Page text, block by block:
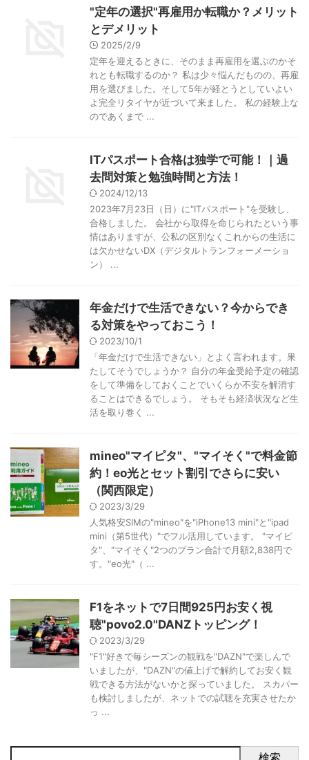
"定年の選択"再雇用か転職か？メリット
とデメリット
2025/2/9
定年を迎えるときに、そのまま再雇用を選ぶのかそ
れとも転職するのか？ 私は少々悩んだものの、再雇
用を選びました。そして5年が経とうとしていよい
よ完全リタイヤが近づいて来ました。 私の経験上な
のであくまで ...
ITパスポート合格は独学で可能！｜過
去問対策と勉強時間と方法！
2024/12/13
2023年7月23日（日）に"ITパスポート"を受験し、
合格しました。 会社から取得を命じられたという事
情はありますが、公私の区別なくこれからの生活に
は欠かせないDX（デジタルトランフォーメーショ
ン） ...
年金だけで生活できない？今からでき
る対策をやっておこう！
2023/10/1
「年金だけで生活できない」とよく言われます。果
たしてそうでしょうか？ 自分の年金受給予定の確認
をして準備をしておくことでいくらか不安を解消す
ることはできるでしょう。 そもそも経済状況など生
活を取り巻く ...
mineo"マイピタ"、"マイそく"で料金節
約！eo光とセット割引でさらに安い
（関西限定）
2023/3/29
人気格安SIMの"mineo"を"iPhone13 mini"と"ipad
mini（第5世代）"でフル活用しています。 "マイピ
タ"、"マイそく"2つのプラン合計で月額2,838円で
す。"eo光"（ ...
F1をネットで7日間925円お安く視
聴"povo2.0"DANZトッピング！
2023/3/29
"F1"好きで毎シーズンの観戦を"DAZN"で楽しんで
いましたが、"DAZN"の値上げで解約してお安く観
戦できる方法がないかと探っていました。 スカパー
も検討しましたが、ネットでの試聴を充実させたか
っ ...
検索